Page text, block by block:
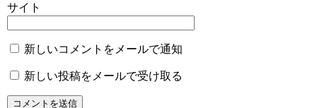
サイト
新しいコメントをメールで通知
新しい投稿をメールで受け取る